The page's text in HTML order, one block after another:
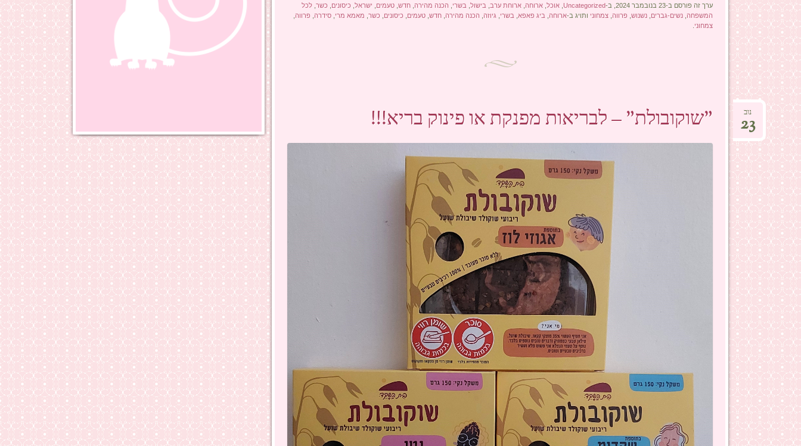
ערך זה פורסם ב-23 בנובמבר 2024, ב- Uncategorized אוכל, ארוחה, ארוחת ערב, בישול, בשרי הכנה מהירה, חדש, טעמים ישראל, כיסונים כשר, לכל
המשפחה, נשים-גברים נשנוש, פרווה, צמחוני ותויג ב-ארוחה, ביג פאפא, בשרי גיוזה, הכנה מהירה, חדש, טעמים כיסונים כשר, מאמא מרי סידרה, פרווה,
צמחוני
"שוקובולת" – לבריאות מפנקת או פינוק בריא!!! נוב
23